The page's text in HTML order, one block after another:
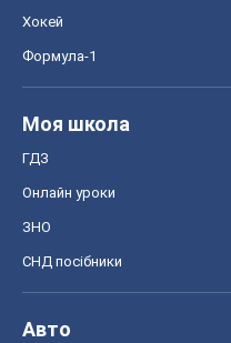
Хокей
Формула-1
Моя школа
ГДЗ
Онлайн уроки
ЗНО
СНД посібники
Авто